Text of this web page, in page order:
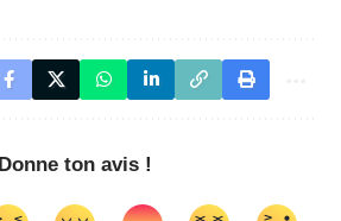
Donne ton avis !